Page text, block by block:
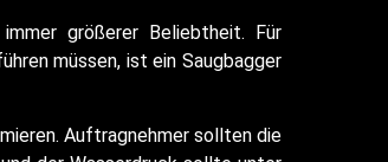
größerer Beliebtheit. Für
müssen, ist ein Saugbagger
Auftragnehmer sollten die